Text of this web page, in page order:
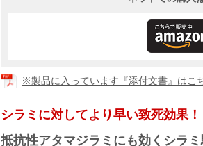
※製品に入っています『添付文書』はこ
シラミに対してより早い致死効果！
抵抗性アタマジラミにも効くシラ